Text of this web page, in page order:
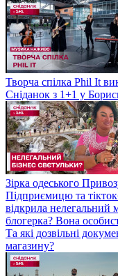
Творча спілка Phil It
Сніданок з 1+1 у
Зірка одеського
Підприємицю та
відкрила
блогерка? Вона
Та які дозвільні
магазину?